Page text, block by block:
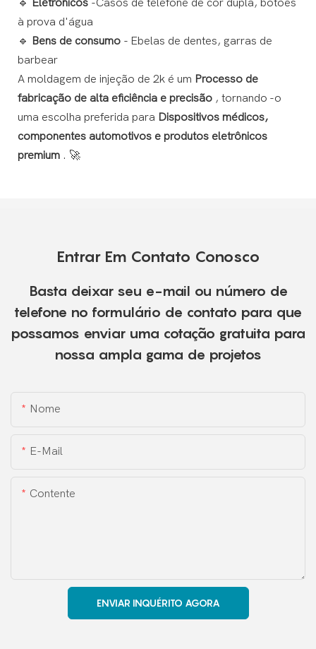
🔹 Eletrônicos -Casos de telefone de cor dupla, botões
à prova d'água
🔹 Bens de consumo - Ebelas de dentes, garras de
barbear
A moldagem de injeção de 2k é um Processo de
fabricação de alta eficiência e precisão , tornando -o
uma escolha preferida para Dispositivos médicos,
componentes automotivos e produtos eletrônicos
premium . 🚀
Entrar Em Contato Conosco
Basta deixar seu e-mail ou número de
telefone no formulário de contato para que
possamos enviar uma cotação gratuita para
nossa ampla gama de projetos
Nome
E-Mail
Contente
ENVIAR INQUÉRITO AGORA